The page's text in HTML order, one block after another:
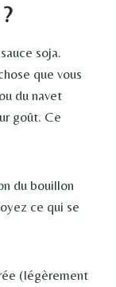
soja.
que vous
du navet
goût. Ce
du bouillon
ce qui se
(légèrement